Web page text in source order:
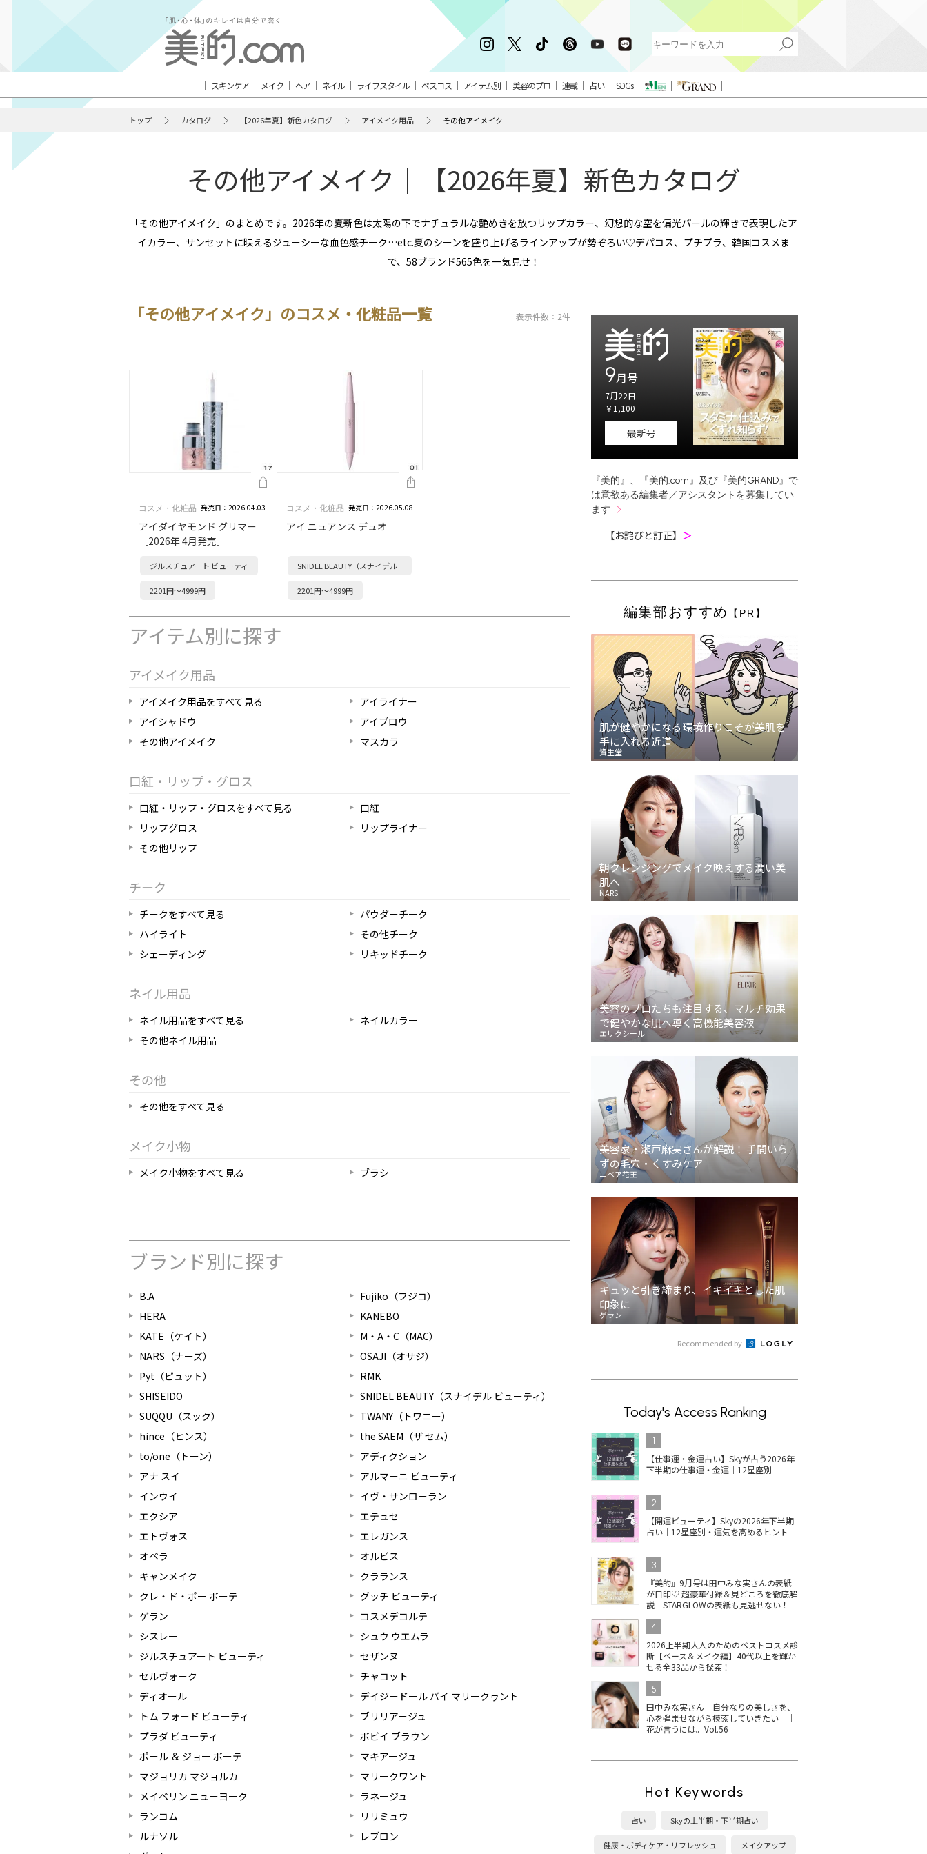
スキンケア メイク ヘア ネイル ライフスタイル ベスコス アイテム別 美容のプロ 連載 占い SDGs
トップ カタログ 【2026年夏】新色カタログ アイメイク用品 その他アイメイク
その他アイメイク｜【2026年夏】新色カタログ
「その他アイメイク」のまとめです。2026年の夏新色は太陽の下でナチュラルな艶めきを放つリップカラー、幻想的な空を偏光パールの輝きで表現したア
イカラー、サンセットに映えるジューシーな血色感チーク…etc.夏のシーンを盛り上げるラインアップが勢ぞろい♡デパコス、プチプラ、韓国コスメま
で、58ブランド565色を一気見せ！
「その他アイメイク」のコスメ・化粧品一覧 表示件数：2件
コスメ・化粧品 発売日：2026.04.03
アイダイヤモンド グリマー
［2026年 4月発売］
ジルスチュアート ビューティ
2201円～4999円
コスメ・化粧品 発売日：2026.05.08
アイ ニュアンス デュオ
SNIDEL BEAUTY（スナイデル
2201円～4999円
アイテム別に探す
アイメイク用品
アイメイク用品をすべて見る
アイライナー
アイシャドウ
アイブロウ
その他アイメイク
マスカラ
口紅・リップ・グロス
口紅・リップ・グロスをすべて見る
口紅
リップグロス
リップライナー
その他リップ
チーク
チークをすべて見る
パウダーチーク
ハイライト
その他チーク
シェーディング
リキッドチーク
ネイル用品
ネイル用品をすべて見る
ネイルカラー
その他ネイル用品
その他
その他をすべて見る
メイク小物
メイク小物をすべて見る ブラシ
ブランド別に探す
B.A
Fujiko（フジコ）
HERA
KANEBO
KATE（ケイト）
M・A・C（MAC）
NARS（ナーズ）
OSAJI（オサジ）
Pyt（ピュット）
RMK
SHISEIDO
SNIDEL BEAUTY（スナイデル ビューティ）
SUQQU（スック）
TWANY（トワニー）
hince（ヒンス）
the SAEM（ザ セム）
to/one（トーン）
アディクション
アナ スイ
アルマーニ ビューティ
インウイ
イヴ・サンローラン
エクシア
エテュセ
エトヴォス
エレガンス
オペラ
オルビス
キャンメイク
クラランス
クレ・ド・ポー ボーテ
グッチ ビューティ
ゲラン
コスメデコルテ
シスレー
シュウ ウエムラ
ジルスチュアート ビューティ
セザンヌ
セルヴォーク
チャコット
ディオール
デイジードール バイ マリークヮント
トム フォード ビューティ
ブリリアージュ
プラダ ビューティ
ボビイ ブラウン
ポール ＆ ジョー ボーテ
マキアージュ
マジョリカ マジョルカ
マリークワント
メイベリン ニューヨーク
ラネージュ
ランコム
リリミュウ
ルナソル
レブロン
9月号
7月22日
￥1,100
最新号
『美的』、『美的.com』及び『美的GRAND』で
は意欲ある編集者／アシスタントを募集してい
ます
【お詫びと訂正】 ＞
編集部おすすめ 【PR】
肌が健やかになる環境作りこそが美肌を
手に入れる近道
資生堂
朝クレンジングでメイク映えする潤い美
肌へ
NARS
美容のプロたちも注目する、マルチ効果
で健やかな肌へ導く高機能美容液
エリクシール
美容家・瀬戸麻実さんが解説！ 手間いら
ずの毛穴・くすみケア
ニベア花王
キュッと引き締まり、イキイキとした肌
印象に
ゲラン
Recommended by
Today's Access Ranking
1
【仕事運・金運占い】Skyが占う2026年
下半期の仕事運・金運｜12星座別
2
【開運ビューティ】Skyの2026年下半期
占い｜12星座別・運気を高めるヒント
3
『美的』9月号は田中みな実さんの表紙
が目印♡ 超豪華付録＆見どころを徹底解
説｜STARGLOWの表紙も見逃せない！
4
2026上半期大人のためのベストコスメ診
断【ベース＆メイク編】40代以上を輝か
せる全33品から探索！
5
田中みな実さん「自分なりの美しさを、
心を弾ませながら模索していきたい」｜
花が言うには。Vol.56
Hot Keywords
占い Skyの上半期・下半期占い
健康・ボディケア・リフレッシュ メイクアップ